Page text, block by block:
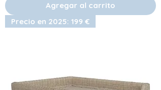
Agregar al carrito
Precio en 2025: 199 €